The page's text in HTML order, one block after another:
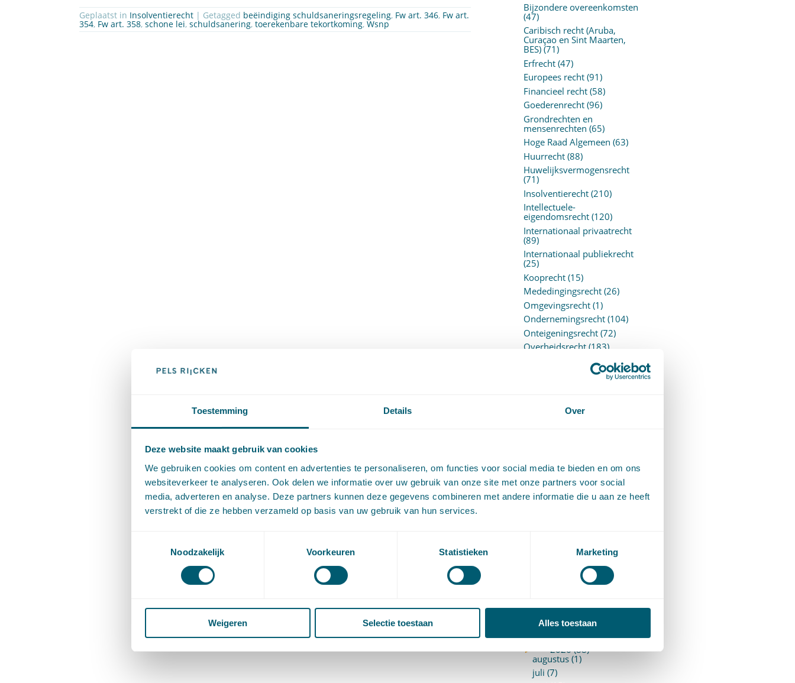
Toestemming Details Over
Deze website maakt gebruik van cookies
We gebruiken cookies om content en advertenties te personaliseren, om functies voor social media te bieden en om ons
websiteverkeer te analyseren. Ook delen we informatie over uw gebruik van onze site met onze partners voor social
media, adverteren en analyse. Deze partners kunnen deze gegevens combineren met andere informatie die u aan ze heeft
verstrekt of die ze hebben verzameld op basis van uw gebruik van hun services.
Noodzakelijk
Voorkeuren Statistieken Marketing
Weigeren Selectie toestaan Alles toestaan
Geplaatst in Insolventierecht | Getagged beëindiging schuldsaneringsregeling, Fw art. 346, Fw art.
354, Fw art. 358,schone lei,schuldsanering,toerekenbare tekortkoming,Wsnp
Bijzondere overeenkomsten
(47)
Caribisch recht (Aruba,
Curaçao en Sint Maarten,
BES)(71)
Erfrecht(47)
Europees recht(91)
Financieel recht(58)
Goederenrecht(96)
Grondrechten en
mensenrechten (65)
Hoge Raad Algemeen (63)
Huurrecht(88)
Huwelijksvermogensrecht
(71)
Insolventierecht(210)
Intellectuele-
eigendomsrecht(120)
Internationaal privaatrecht
(89)
Internationaal publiekrecht
(25)
Kooprecht(15)
Mededingingsrecht(26)
Omgevingsrecht(1)
Ondernemingsrecht(104)
Onteigeningsrecht(72)
Overheidsrecht(183)
(27)
Personen- en familierecht
(28)
Strafrecht(12)
Verbintenissenrecht(323)
Vermogensrecht algemeen
(14)
Wvggz – Wzd (Wet Bopz
ARCHIEF
►
2026 (88)
augustus (1)
juli (7)